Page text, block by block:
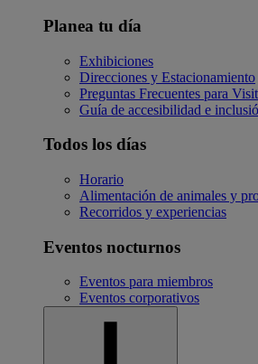
Planea tu día
Exhibiciones
Direcciones y Estacionamiento
Preguntas Frecuentes para
Guía de accesibilidad e
Todos los días
Horario
Alimentación de animales y
Recorridos y experiencias
Eventos nocturnos
Eventos para miembros
Eventos corporativos